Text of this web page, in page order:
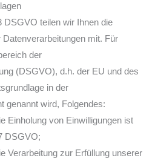
DSGVO teilen wir Ihnen die
mit. Für
der
(DSGVO), d.h. der EU und des
in der
genannt wird, Folgendes:
Einholung von Einwilligungen ist
DSGVO;
Verarbeitung zur Erfüllung unserer